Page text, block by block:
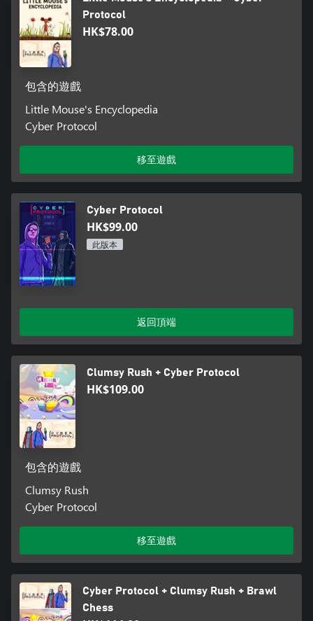
Protocol
HK$78.00
包含的遊戲
Little Mouse's Encyclopedia
Cyber Protocol
移至遊戲
Cyber Protocol
HK$99.00
此版本
返回頂端
Clumsy Rush + Cyber Protocol
HK$109.00
包含的遊戲
Clumsy Rush
Cyber Protocol
移至遊戲
Cyber Protocol + Clumsy Rush + Brawl
Chess